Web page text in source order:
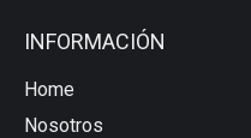
INFORMACIÓN
Home
Nosotros